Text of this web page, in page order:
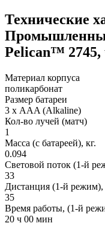
Технические
Pelican™
Материал корпуса
поликарбонат
Размер батареи
3 х AAA (Alkaline)
Кол-во лучей (матч)
1
Масса (с батареей), кг.
0.094
Световой поток (1-й
33
Дистанция (1-й
35
Время работы, (1-й
20 ч 00 мин